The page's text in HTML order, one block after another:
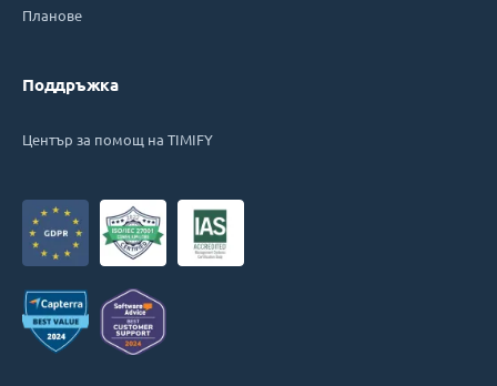
Планове
Поддръжка
Център за помощ на TIMIFY